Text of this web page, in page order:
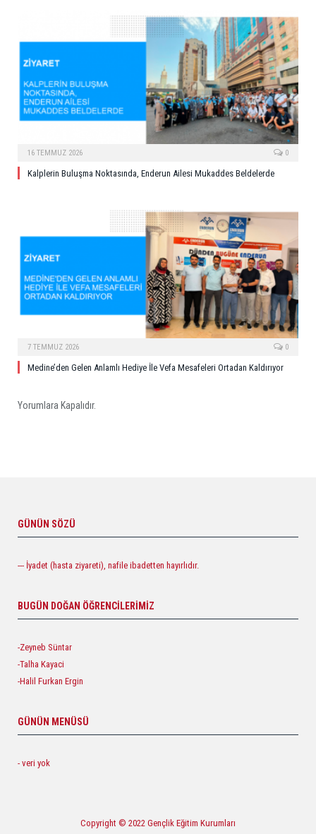
16 TEMMUZ 2026 0
Kalplerin Buluşma Noktasında, Enderun Ailesi Mukaddes Beldelerde
7 TEMMUZ 2026 0
Medine’den Gelen Anlamlı Hediye İle Vefa Mesafeleri Ortadan Kaldırıyor
Yorumlara Kapalıdır.
GÜNÜN SÖZÜ
--- İyadet (hasta ziyareti), nafile ibadetten hayırlıdır.
BUGÜN DOĞAN ÖĞRENCILERIMIZ
-Zeyneb Süntar
-Talha Kayaci
-Halil Furkan Ergin
GÜNÜN MENÜSÜ
- veri yok
Copyright © 2022 Gençlik Eğitim Kurumları